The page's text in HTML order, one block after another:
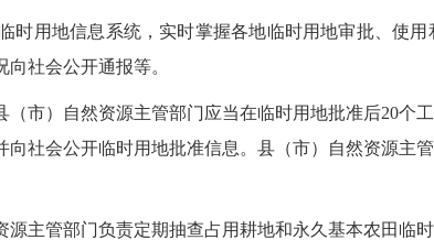
用地信息系统，实时掌握各地临时用地审批、使用
社会公开通报等。
市）自然资源主管部门应当在临时用地批准后20个
社会公开临时用地批准信息。县（市）自然资源主
管部门负责定期抽查占用耕地和永久基本农田临